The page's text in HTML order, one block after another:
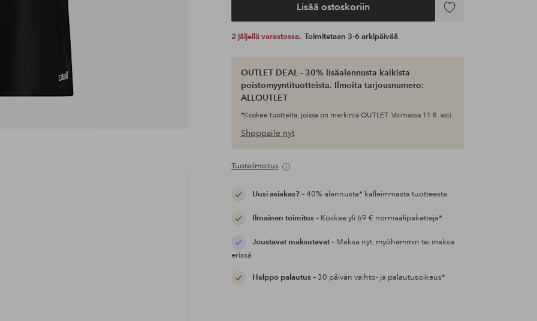
Lisää ostoskoriin
Lisää
2 jäljellä varastossa. Toimitetaan 3-6 arkipäivää
OUTLET DEAL - 30% lisäalennusta kaikista
poistomyyntituotteista. Ilmoita tarjousnumero:
ALLOUTLET
*Koskee tuotteita, joissa on merkintä OUTLET. Voimassa 11.8. asti.
Shoppaile nyt
Tuoteilmoitus
Uusi asiakas?– 40% alennusta* kalleimmasta tuotteesta
Ilmainen toimitus– Koskee yli 69 € normaalipaketteja*
Joustavat maksutavat– Maksa nyt, myöhemmin tai maksa
erissä
Helppo palautus– 30 päivän vaihto- ja palautusoikeus*